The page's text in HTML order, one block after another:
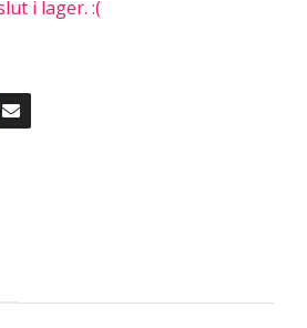
i lager. :(